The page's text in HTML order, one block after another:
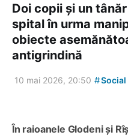
Doi copii și un
spital în urma
obiecte
antigrindină
10 mai 2026, 20:50 #Social
În raioanele Glodeni și